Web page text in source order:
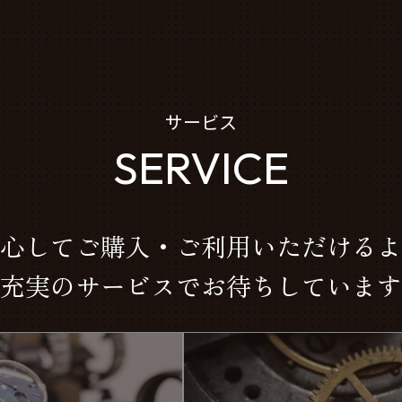
サービス
SERVICE
してご購入・ご利用いただける
充実のサービスでお待ちしています